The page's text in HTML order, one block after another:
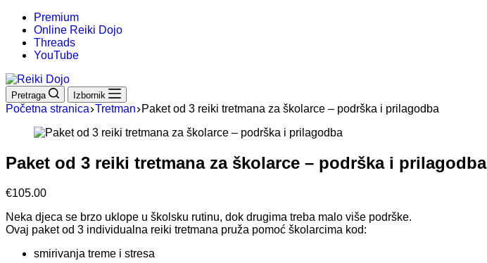
Premium
Online Reiki Dojo
Threads
YouTube
Pretraga Izbornik
Početna stranica Tretman Paket od 3 reiki tretmana za školarce – podrška i prilagodba
Paket od 3 reiki tretmana za školarce – podrška i prilagodba
€105.00
Neka djeca se brzo uklope u školsku rutinu, dok drugima treba malo više podrške.
Ovaj paket od 3 individualna reiki tretmana pruža pomoć školarcima kod:
smirivanja treme i stresa